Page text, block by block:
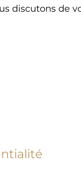
discutons de